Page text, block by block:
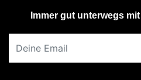
Immer gut unterwegs